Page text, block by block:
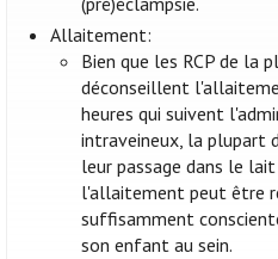
Allaitement:
Bien que les RCP de la
déconseillent
heures qui suivent
intraveineux, la plupart
leur passage dans le
l'allaitement peut être
suffisamment
son enfant au sein.